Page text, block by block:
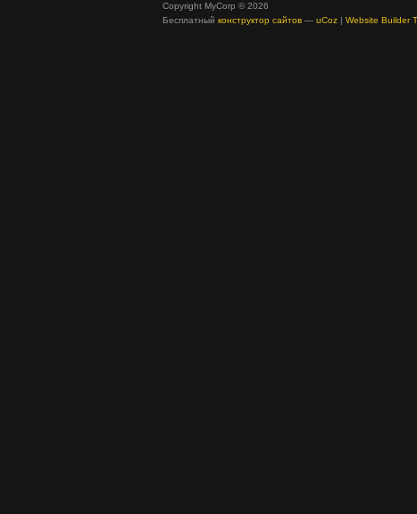
Copyright MyCorp © 2026
Бесплатный конструктор сайтов — uCoz | Website Builder